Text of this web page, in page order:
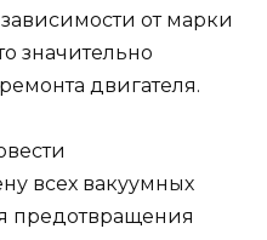
от марки
значительно
двигателя.
всех вакуумных
предотвращения